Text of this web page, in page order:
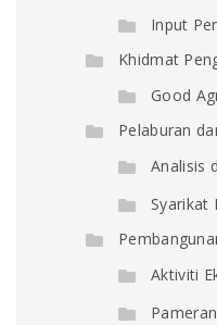
Input
Khidmat
Good
Pelaburan
Analisis
Syarikat
Aktiviti